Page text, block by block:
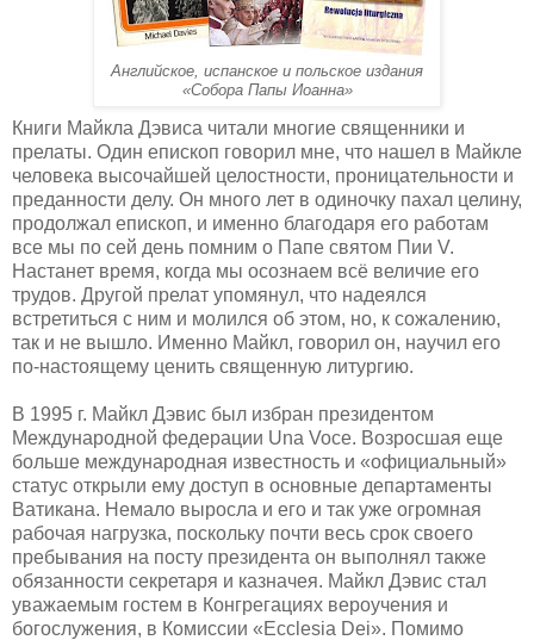
Английское, испанское и польское издания
«Собора Папы Иоанна»
Книги Майкла Дэвиса читали многие священники и
прелаты. Один епископ говорил мне, что нашел в Майкле
человека высочайшей целостности, проницательности и
преданности делу. Он много лет в одиночку пахал целину,
продолжал епископ, и именно благодаря его работам
все мы по сей день помним о Папе святом Пии V.
Настанет время, когда мы осознаем всё величие его
трудов. Другой прелат упомянул, что надеялся
встретиться с ним и молился об этом, но, к сожалению,
так и не вышло. Именно Майкл, говорил он, научил его
по-настоящему ценить священную литургию.
В 1995 г. Майкл Дэвис был избран президентом
Международной федерации Una Voce. Возросшая еще
больше международная известность и «официальный»
статус открыли ему доступ в основные департаменты
Ватикана. Немало выросла и его и так уже огромная
рабочая нагрузка, поскольку почти весь срок своего
пребывания на посту президента он выполнял также
обязанности секретаря и казначея. Майкл Дэвис стал
уважаемым гостем в Конгрегациях вероучения и
богослужения, в Комиссии «Ecclesia Dei». Помимо